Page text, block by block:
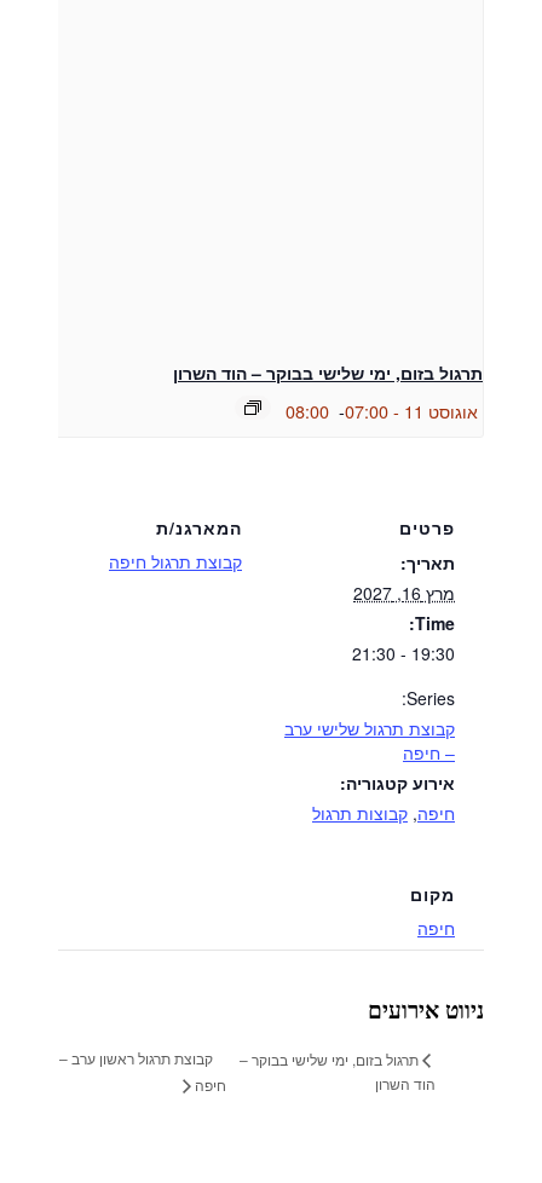
תרגול בזום, ימי שלישי בבוקר – הוד השרון
אוגוסט 11 - 07:00 -
08:00
פרטים
תאריך:
מרץ 16, 2027
Time:
19:30 - 21:30
Series:
קבוצת תרגול שלישי ערב
– חיפה
אירוע קטגוריה:
חיפה, קבוצות תרגול
המארגנ/ת
קבוצת תרגול חיפה
מקום
חיפה
ניווט אירועים
תרגול בזום, ימי שלישי בבוקר –
הוד השרון
קבוצת תרגול ראשון ערב –
חיפה